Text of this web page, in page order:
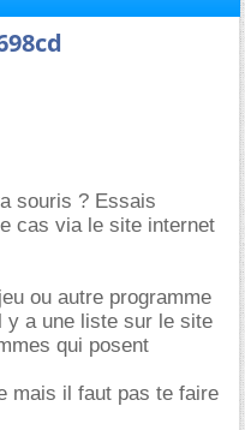
souris ? Essais
cas via le site internet
ou autre programme
y a une liste sur le site
qui posent
mais il faut pas te faire